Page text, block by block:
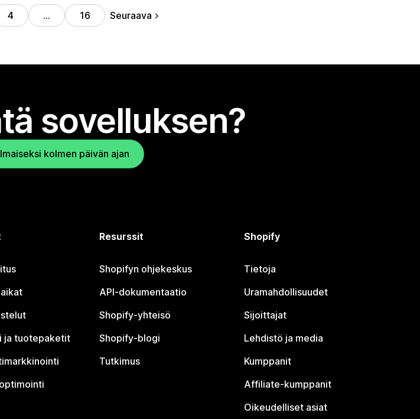
4 … 16 Seuraava
sovelluksen?
kolmen päivän ajan
ja tuotepaketit
Resurssit
Shopifyn ohjekeskus
API-dokumentaatio
Shopify-yhteisö
Shopify-blogi
Tutkimus
Shopify
Tietoja
Uramahdollisuudet
Sijoittajat
Lehdistö ja media
Kumppanit
Affiliate-kumppanit
Oikeudelliset asiat